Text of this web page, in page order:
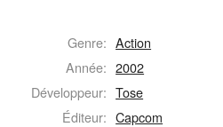
Genre: Action
Année: 2002
Développeur: Tose
Éditeur: Capcom